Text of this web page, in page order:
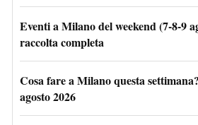
Eventi a Milano del weekend (7-8-9
raccolta completa
Cosa fare a Milano questa
agosto 2026